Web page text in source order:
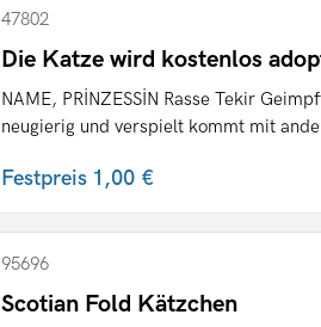
47802
Die Katze wird kostenlos
NAME, PRİNZESSİN Rasse Tekir
neugierig und verspielt kommt mit
Festpreis 1,00 €
95696
Scotian Fold Kätzchen